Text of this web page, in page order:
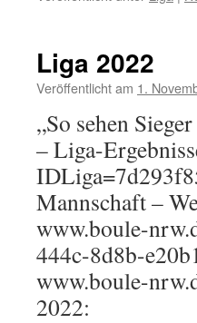
Liga 2022
Veröffentlicht am 1.
„So sehen
– Liga-
Mannschaft –
www.boule-
444c-8d8b-
www.boule-
2022: